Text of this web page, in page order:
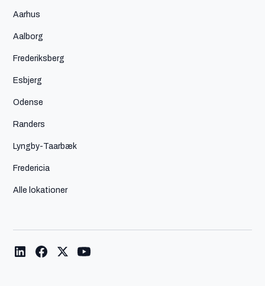
Aarhus
Aalborg
Frederiksberg
Esbjerg
Odense
Randers
Lyngby-Taarbæk
Fredericia
Alle lokationer